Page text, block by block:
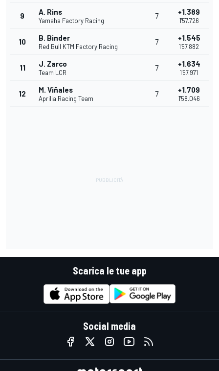
9 A. Rins
Yamaha Factory Racing
7 +1.389
1'57.726
10 B. Binder
Red Bull KTM Factory Racing
7 +1.545
1'57.882
11 J. Zarco
Team LCR
7 +1.634
1'57.971
12 M. Viñales
Aprilia Racing Team
7 +1.709
1'58.046
Scarica le tue app
Social media